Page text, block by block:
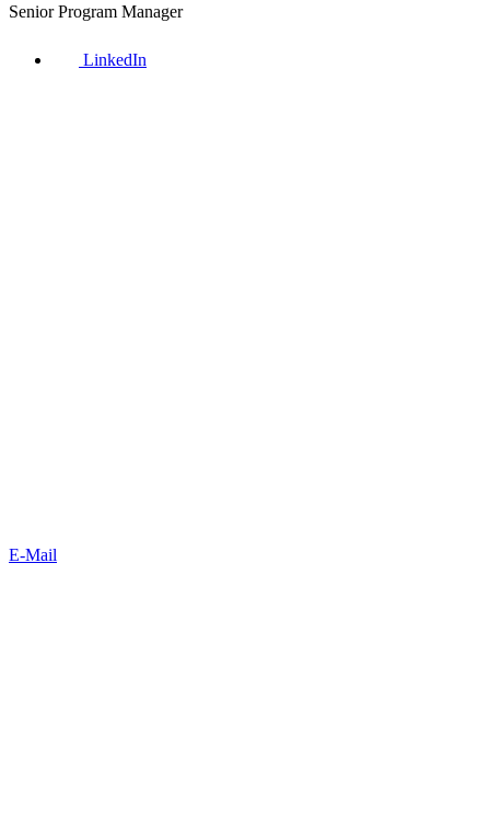
Senior Program Manager
LinkedIn
E-Mail